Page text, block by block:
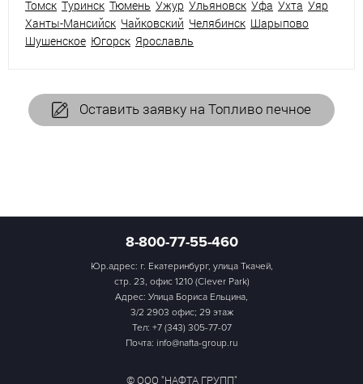
Томск Туринск Тюмень Ужур Ульяновск Уфа Ухта Уяр
Ханты-Мансийск Чайковский Челябинск Шарыпово
Шушенское Югорск Ярославль
Оставить заявку на Топливо печное
8-800-77-55-460
Юр.адрес: г. Екатеринбург, улица Ткачей,
стр. 23, офис 1210 (Clever Park)
Адрес: Улица Бориса Ельцина,
3/2 2903 офис; 29 этаж
Тел: +7 (343) 305-77-07
Почта: info@nafta-group.ru
© ООО "НАФТА ГРУПП"